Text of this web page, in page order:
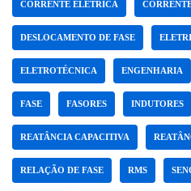
CORRENTE ELÉTRICA
DESLOCAMENTO DE FASE
ELETROTÉCNICA ENGENHARIA
FASE FASORES INDUTORES
REATÂNCIA CAPACITIVA
RELAÇÃO DE FASE RMS